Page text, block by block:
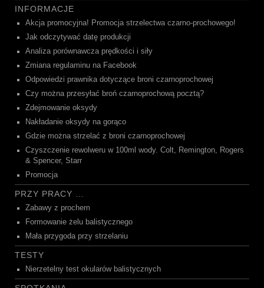
INFORMACJE
Akcja promocyjna! Promocja strzelectwa czarno-prochowego!
Jak odczytywać datę produkcji
Analiza porównawcza prędkości i siły
Zmiana regulaminu na Facebook
Odpowiedzi prawnika dotyczące broni czarnoprochowej
Czy można przesyłać broń czarnoprochową pocztą?
Zdejmowanie oksydy
Nakładanie oksydy na gorąco
Gdzie można strzelać z broni czarnoprochowej
Czyszczenie rewolweru w 100ml wody. Colt, Remington, Rogers
& Spencer, Starr
Promocja
PRZY PRACY …
Zabawy z prochem
Formowanie żelu balistycznego
Mała przygoda przy strzelaniu
TESTY
Nierzetelny test okularów balistycznych